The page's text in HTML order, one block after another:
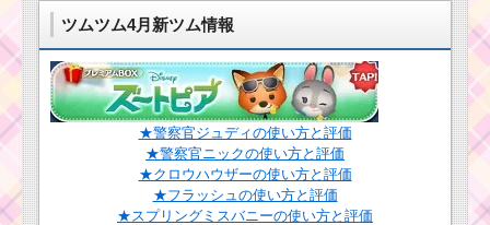
だすには？
ツムツムキャラ
クター！ミニー
の基礎情報とス
キル画像･高得点
をだすには？
をだすには？
ツムツム！ジャ
ック・スパロウ
の使い方とスキ
ル動画 高得点を
出すコツ
ツムツム4月新ツム情報
★警察官ジュディの使い方と評価
★警察官ニックの使い方と評価
★クロウハウザーの使い方と評価
★フラッシュの使い方と評価
★スプリングミスバニーの使い方と評価